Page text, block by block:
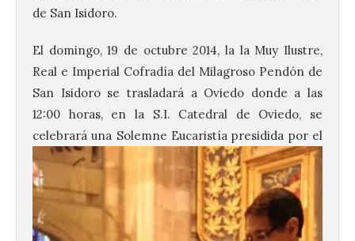
de San Isidoro.
El domingo, 19 de octubre 2014, la la Muy Ilustre,
Real e Imperial Cofradía del Milagroso Pendón de
San Isidoro se trasladará a Oviedo donde a las
12:00 horas, en la S.I. Catedral de Oviedo, se
celebrará una Solemne Eucaristíapresidida por el